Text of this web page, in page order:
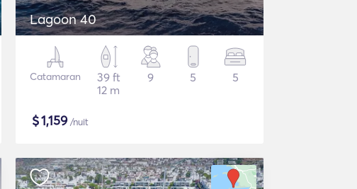
Lagoon 40
Catamaran
39 ft
12 m
9 5 5
$1,159/nuit